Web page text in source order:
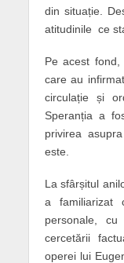
din situație.
atitudinile ce
Pe acest
care au
circulație și
Speranția a
privirea
este.
La sfârșitul
a familiarizat
personale,
cercetării
operei lui